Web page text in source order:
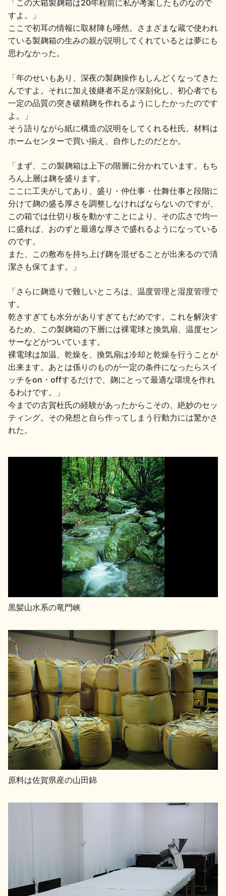
「この大箱製麹箱は20年程前に私が考案したものなので
すよ。」
ここで初耳の情報に取材陣も唖然。さまざまな蔵で使われ
ている製麹箱の生みの親が説明してくれているとは夢にも
思わなかった。
「年のせいもあり、深夜の製麹操作もしんどくなってきた
んですよ。それに加え後継者不足が深刻化し、初心者でも
一定の品質の突き破精麹を作れるようにしたかったのです
よ。」
そう語りながら紙に構造の説明をしてくれる杜氏。材料は
ホームセンターで買い揃え、自作したのだとか。
「まず、この製麹箱は上下の階層に分かれています。もち
ろん上層は麹を盛ります。
ここに工夫がしてあり、盛り・仲仕事・仕舞仕事と段階に
分けて麹の盛る厚さを調整しなければならないのですが、
この箱では仕切り板を動かすことにより、その広さで均一
に盛れば、おのずと最適な厚さで盛れるようになっている
のです。
また、この敷布を持ち上げ麹を混ぜることが出来るので清
潔さも保てます。」
「さらに麹造りで難しいところは、温度管理と湿度管理で
す。
乾きすぎても水分がありすぎてもだめです。これを解決す
るため、この製麹箱の下層には裸電球と換気扇、温度セン
サーなどがついています。
裸電球は加温、乾燥を、換気扇は冷却と乾燥を行うことが
出来ます。あとは係りのものが一定の条件になったらスイ
ッチをon・offするだけで、麹にとって最適な環境を作れ
るわけです。」
今までの古賀杜氏の経験があったからこその、絶妙のセッ
ティング。その発想と自ら作ってしまう行動力には驚かさ
れた。
黒髪山水系の竜門峡
原料は佐賀県産の山田錦